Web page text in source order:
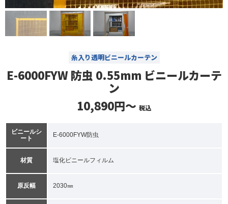
糸入り透明ビニールカーテン
E-6000FYW 防虫 0.55mm ビニールカーテ
ン
10,890円～ 税込
ビニールシ
ート
E-6000FYW防虫
材質 塩化ビニールフィルム
原反幅 2030㎜